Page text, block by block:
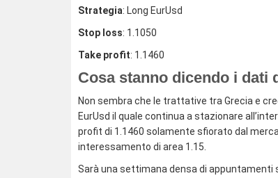
Strategia: Long EurUsd
Stop loss: 1.1050
Take profit: 1.1460
Cosa stanno dicendo i dati
Non sembra che le trattative tra Grecia e
EurUsd il quale continua a stazionare
profit di 1.1460 solamente sfiorato dal
interessamento di area 1.15.
Sarà una settimana densa di appuntamenti